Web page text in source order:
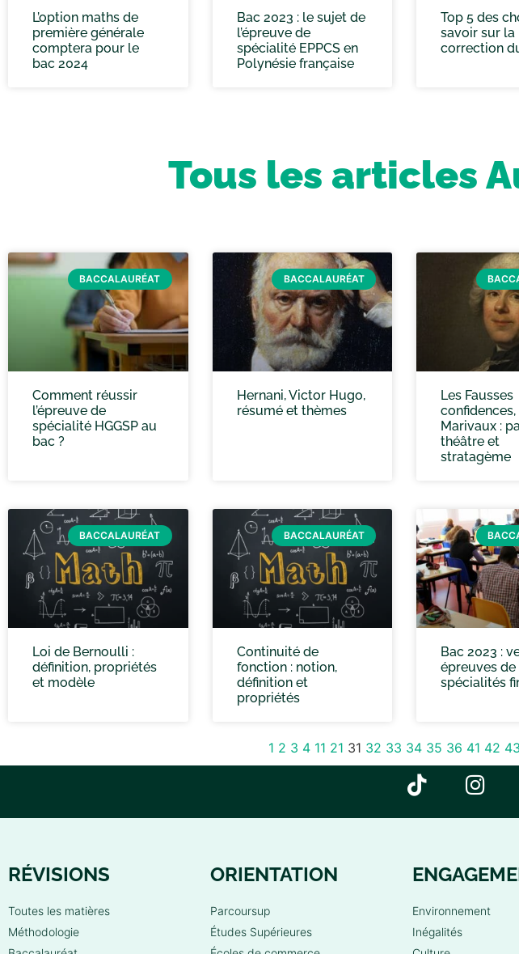
L’option maths de
première générale
comptera pour le
bac 2024
Bac 2023 : le sujet de
l’épreuve de
spécialité EPPCS en
Polynésie française
Top 5 des
savoir sur la
correction
Tous les articles
BACCALAURÉAT
Comment réussir
l’épreuve de
spécialité HGGSP au
bac ?
BACCALAURÉAT
Hernani, Victor Hugo,
résumé et thèmes
Les Fausses
confidences,
Marivaux :
théâtre et
stratagème
BACCALAURÉAT
Loi de Bernoulli :
définition, propriétés
et modèle
BACCALAURÉAT
Continuité de
fonction : notion,
définition et
propriétés
Bac 2023 :
épreuves de
spécialités
1 2 3 4 11 21 31 32 33 34 35 36 41 42 43
RÉVISIONS
Toutes les matières
Méthodologie
ORIENTATION
Parcoursup
Études Supérieures
Environnement
Inégalités